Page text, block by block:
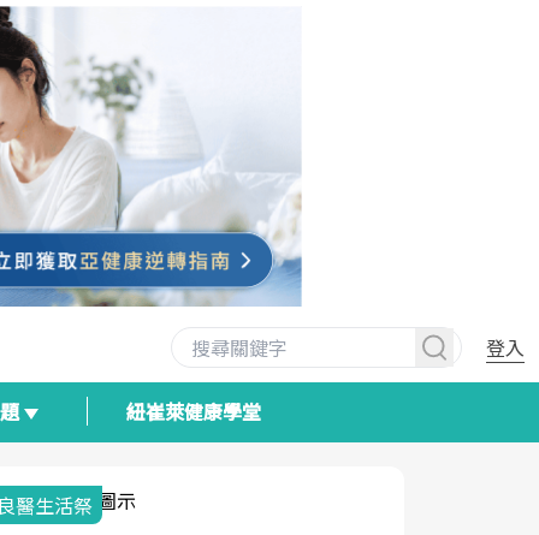
登入
紐崔萊健康學堂
與健康韌性的距離